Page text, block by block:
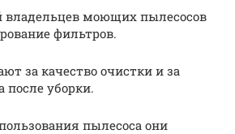
моющих пылесосов
фильтров.
за качество очистки и за
после уборки.
пылесоса они